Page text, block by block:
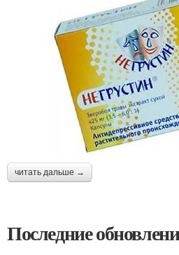
читать дальше →
Последние